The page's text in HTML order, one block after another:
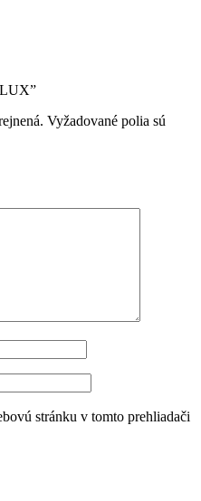
LUX”
Vyžadované polia sú
stránku v tomto prehliadači